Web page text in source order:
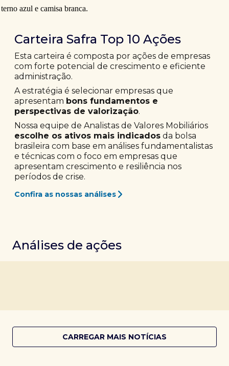
Carteira Safra Top 10 Ações
Esta carteira é composta por ações de empresas
com forte potencial de crescimento e eficiente
administração.
A estratégia é selecionar empresas que
apresentam bons fundamentos e
perspectivas de valorização.
Nossa equipe de Analistas de Valores Mobiliários
escolhe os ativos mais indicados da bolsa
brasileira com base em análises fundamentalistas
e técnicas com o foco em empresas que
apresentam crescimento e resiliência nos
períodos de crise.
Confira as nossas análises
Análises de ações
CARREGAR MAIS NOTÍCIAS